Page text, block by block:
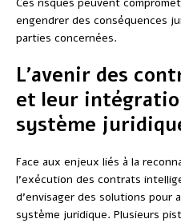
engendrer des conséquences
parties concernées.
L’avenir des
et leur
système
Face aux enjeux liés à la
l’exécution des contrats
d’envisager des solutions pour
système juridique. Plusieurs